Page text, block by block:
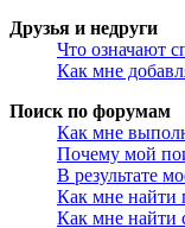
Друзья и недруги
Что означают
Как мне
Поиск по форумам
Как мне
Почему мой
В результате
Как мне найти
Как мне найти